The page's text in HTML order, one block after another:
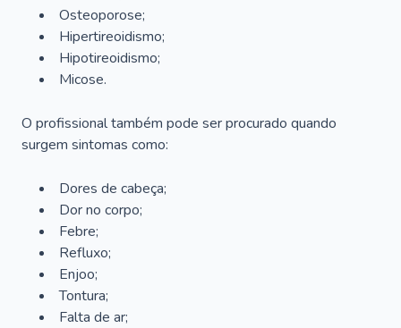
Osteoporose;
Hipertireoidismo;
Hipotireoidismo;
Micose.
O profissional também pode ser procurado quando
surgem sintomas como:
Dores de cabeça;
Dor no corpo;
Febre;
Refluxo;
Enjoo;
Tontura;
Falta de ar;